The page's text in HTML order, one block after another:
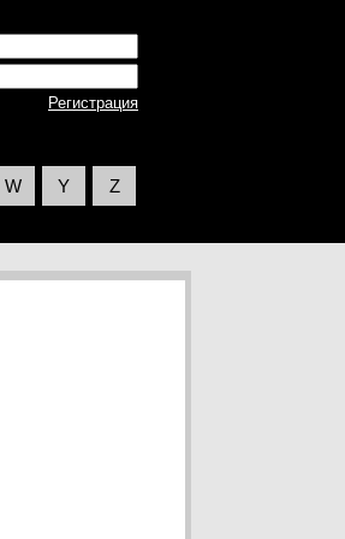
Регистрация
W Y Z